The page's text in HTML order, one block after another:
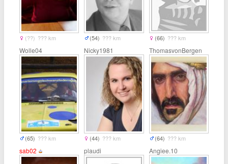
(??) ??? km (54) ??? km (66) ??? km
Wolle04
(65) ??? km
Nicky1981
(44) ??? km
ThomasvonBergen
(64) ??? km
sab02 plaudi Angiee.10